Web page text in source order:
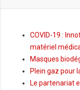
COVID-19 :
matériel
Masques
Plein gaz pour
Le partenariat